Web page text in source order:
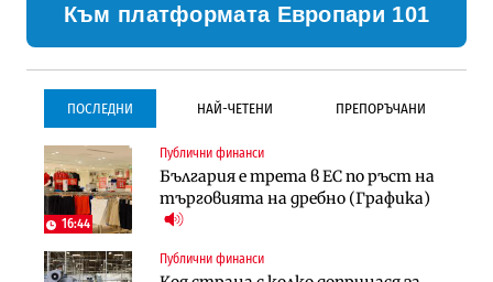
Към платформата Европари 101
ПОСЛЕДНИ НАЙ-ЧЕТЕНИ ПРЕПОРЪЧАНИ
16:44
Публични финанси
България е трета в ЕС по ръст на
търговията на дребно (Графика)
Публични финанси
Градоустройство
Столична община избра
изпълнител за преместването на
трамвайното трасе по бул.
Инфраструктура
Проектирането на тунела под
Петрохан ще върви паралелно с
екологичните оценки
Компании